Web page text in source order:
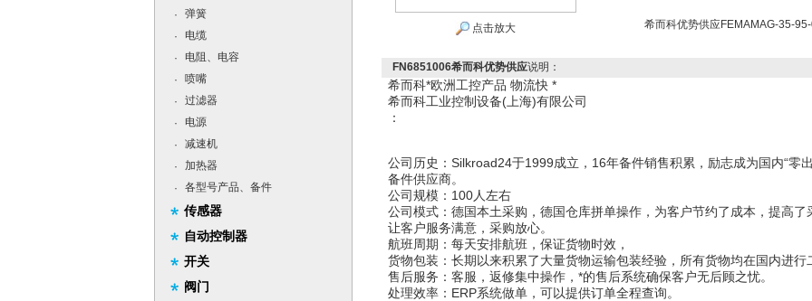
·
弹簧
·
电缆
·
电阻、电容
·
喷嘴
·
过滤器
·
电源
·
减速机
·
加热器
·
各型号产品、备件
传感器
自动控制器
开关
阀门
点击放大 希而科优势供应FEMAMAG-35-
FN6851006希而科优势供应说明：
希而科*欧洲工控产品 物流快 *
希而科工业控制设备(上海)有限公司
：
公司历史：Silkroad24于1999成立，16年备件销售积累，励志成为国内“零
备件供应商。
公司规模：100人左右
公司模式：德国本土采购，德国仓库拼单操作，为客户节约了成本，提高
让客户服务满意，采购放心。
航班周期：每天安排航班，保证货物时效，
货物包装：长期以来积累了大量货物运输包装经验，所有货物均在国内进行
售后服务：客服，返修集中操作，*的售后系统确保客户无后顾之忧。
处理效率：ERP系统做单，可以提供订单全程查询。